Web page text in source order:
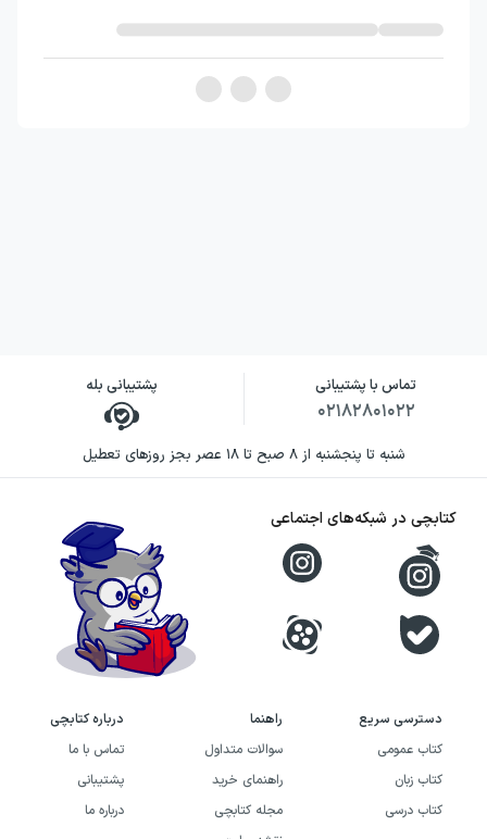
تماس با پشتیبانی
۰۲۱۸۲۸۰۱۰۲۲
پشتیبانی بله
شنبه تا پنجشنبه از ۸ صبح تا ۱۸ عصر بجز روزهای تعطیل
دسترسی سریع
کتاب عمومی
کتاب زبان
کتاب درسی
راهنما
سوالات متداول
راهنمای خرید
مجله کتابچی
درباره کتابچی
تماس با ما
پشتیبانی
درباره ما
کتابچی در شبکه‌های اجتماعی